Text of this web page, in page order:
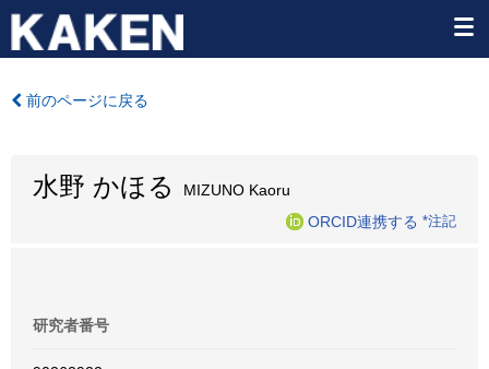
前のページに戻る
水野 かほる
MIZUNO Kaoru
ORCID連携する *注記
研究者番号